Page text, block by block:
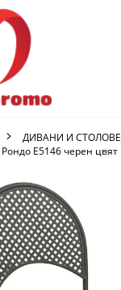
ДИВАНИ И СТОЛОВЕ
Ε5146 черен цвят